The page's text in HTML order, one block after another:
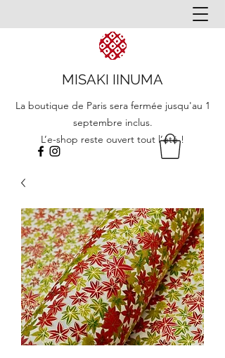
MISAKI IINUMA
La boutique de Paris sera fermée jusqu'au 1
septembre inclus.
L’e-shop reste ouvert tout l’été !